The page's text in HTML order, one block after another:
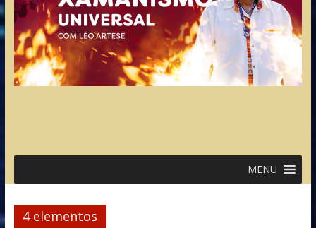
MENU
4 elementos